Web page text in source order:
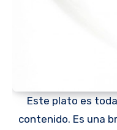
Este plato es
contenido. Es una